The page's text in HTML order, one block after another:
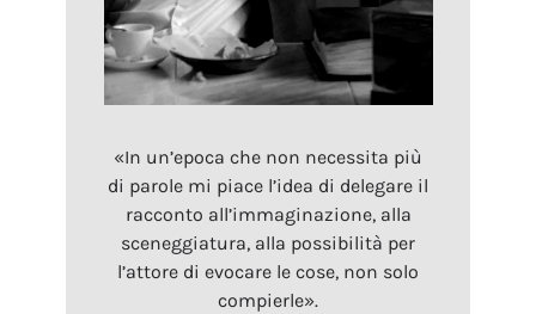
«In un’epoca che non necessita più
di parole mi piace l’idea di delegare il
racconto all’immaginazione, alla
sceneggiatura, alla possibilità per
l’attore di evocare le cose, non solo
compierle».